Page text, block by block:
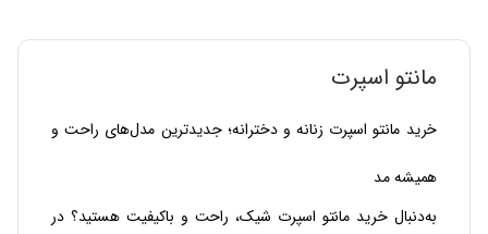
مانتو اسپرت
خرید مانتو اسپرت زنانه و دخترانه؛ جدیدترین مدل‌های راحت و
همیشه‌ مد
به‌دنبالخرید مانتو اسپرت شیک، راحت و باکیفیت هستید؟ در